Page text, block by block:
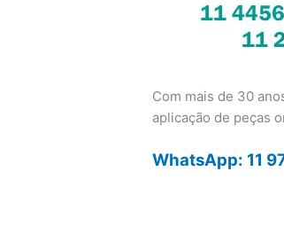
Com mais de 30
aplicação de peças
WhatsApp: 11